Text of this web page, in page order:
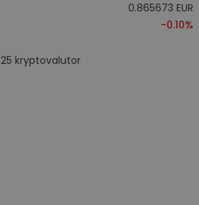
0.865673 EUR
-0.10%
25 kryptovalutor